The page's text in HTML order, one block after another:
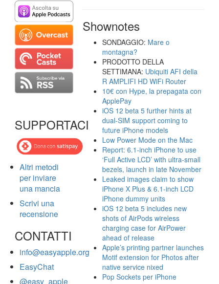
SUPPORTACI
Altri metodi
per inviare
una mancia
Scrivi una
recensione
CONTATTI
info@easyapple.org
EasyChat
@easy_apple
Shownotes
SONDAGGIO: Mare o
montagna?
PRODOTTO DELLA
SETTIMANA: Ubiquiti AFI della
R AMPLIFI HD WiFi Router
10€ con Hype, la prepagata con
ApplePay
iOS 12 beta 5 further hints at
dual-SIM support coming to
future iPhone models
Low Power Mode on the Mac
Report: 6.1-inch iPhone to use
‘Full Active LCD’ with ultra-small
bezels, launch in late November
Leaked images claim to show
iPhone X Plus & 6.1-inch LCD
iPhone dummy units
iOS 12 beta 5 includes new
shots of AirPods wireless
charging case for AirPower
ahead of release
Apple’s printing partner launches
Motif extension for Photos after
native service nixed
Pop Sockets per iPhone